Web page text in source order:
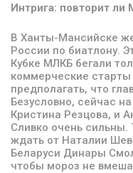
Интрига: повторит ли
В Ханты-Мансийске
России по биатлону.
Кубке МЛКБ бегали
коммерческие
предполагать, что
Безусловно, сейчас
Кристина Резцова, и
Сливко очень
ждать от Наталии
Беларуси Динары
чтобы мороз не